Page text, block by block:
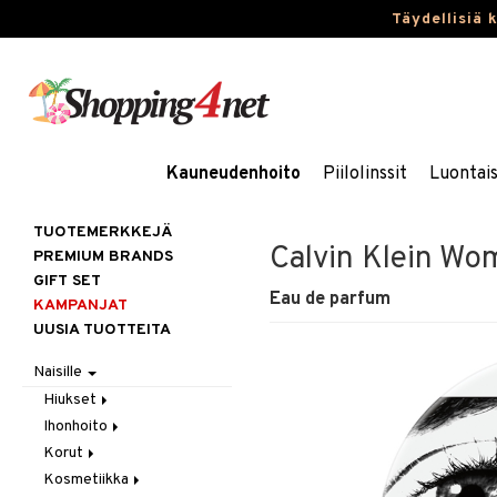
Täydellisiä
Kauneudenhoito Piilolinssit
Calvin Klein
Eau de parfum
TUOTEMERKKEJÄ
PREMIUM BRANDS
GIFT SET
KAMPANJAT
UUSIA TUOTTEITA
Naisille
Hiukset
Gift Set
Harjat / Kammat
Hiuskuurit
Ihonhoito
Aurinkotuotteet
Erikoistuotteet
Korut
Kaulakorut
Kosmetiikka